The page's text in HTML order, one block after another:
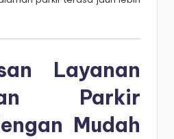
Layanan
Parkir
Mudah